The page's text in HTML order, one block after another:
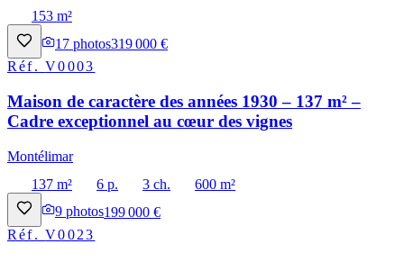
153 m²
17 photos319 000 €
Réf.V0003
Maison de caractère des années 1930 – 137 m² –
Cadre exceptionnel au cœur des vignes
Montélimar
137 m²
6 p. 3 ch.
600 m²
9 photos199 000 €
Réf.V0023